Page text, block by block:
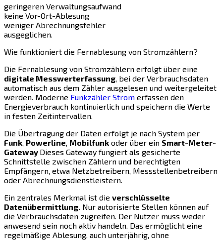
geringeren Verwaltungsaufwand
keine Vor-Ort-Ablesung
weniger Abrechnungsfehler
ausgeglichen.
Wie funktioniert die Fernablesung von Stromzählern?
Die Fernablesung von Stromzählern erfolgt über eine
digitale Messwerterfassung, bei der Verbrauchsdaten
automatisch aus dem Zähler ausgelesen und weitergeleitet
werden. Moderne Funkzähler Strom erfassen den
Energieverbrauch kontinuierlich und speichern die Werte
in festen Zeitintervallen.
Die Übertragung der Daten erfolgt je nach System per
Funk, Powerline, Mobilfunk oder über ein Smart-Meter-
Gateway Dieses Gateway fungiert als gesicherte
Schnittstelle zwischen Zählern und berechtigten
Empfängern, etwa Netzbetreibern, Messstellenbetreibern
oder Abrechnungsdienstleistern.
Ein zentrales Merkmal ist die verschlüsselte
Datenübermittlung. Nur autorisierte Stellen können auf
die Verbrauchsdaten zugreifen. Der Nutzer muss weder
anwesend sein noch aktiv handeln. Das ermöglicht eine
regelmäßige Ablesung, auch unterjährig, ohne